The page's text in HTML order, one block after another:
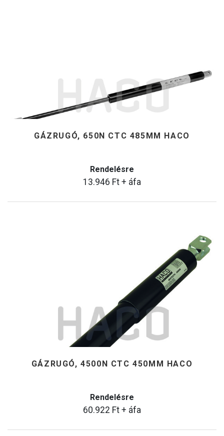
GÁZRUGÓ, 650N CTC 485MM HACO
Rendelésre
13.946 Ft + áfa
GÁZRUGÓ, 4500N CTC 450MM HACO
Rendelésre
60.922 Ft + áfa